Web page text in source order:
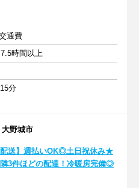
通費
時間以上
分
野城市
配送】週払いOK◎土日祝休み★
3件ほどの配達！冷暖房完備◎